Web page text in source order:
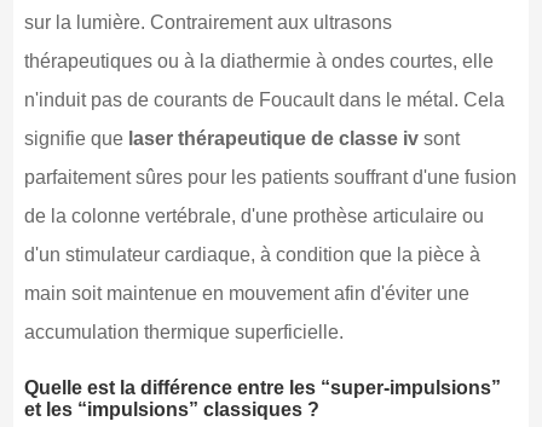
sur la lumière. Contrairement aux ultrasons
thérapeutiques ou à la diathermie à ondes courtes, elle
n'induit pas de courants de Foucault dans le métal. Cela
signifie que laser thérapeutique de classe ivsont
parfaitement sûres pour les patients souffrant d'une fusion
de la colonne vertébrale, d'une prothèse articulaire ou
d'un stimulateur cardiaque, à condition que la pièce à
main soit maintenue en mouvement afin d'éviter une
accumulation thermique superficielle.
Quelle est la différence entre les “super-impulsions”
et les “impulsions” classiques ?